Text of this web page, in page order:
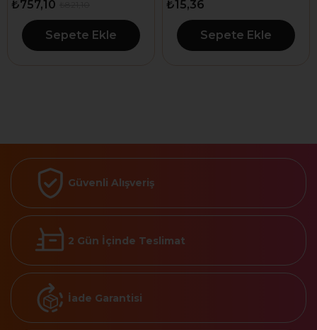
₺757,10
Sepete Ekle
₺15,36
Sepete Ekle
Güvenli Alışveriş
2 Gün İçinde Teslimat
İade Garantisi